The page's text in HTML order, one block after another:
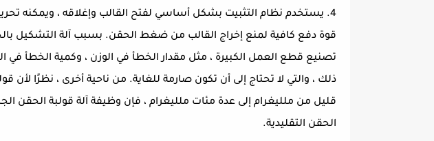
4. يستخدم نظام التثبيت بشكل أساسي لفتح القالب وإغلاقه ، ويمكنه
قوة دفع كافية لمنع إخراج القالب من ضغط الحقن. بسبب آلة التشكيل
تصنيع قطع العمل الكبيرة ، مثل مقدار الخطأ في الوزن ، وكمية الخطأ في
ذلك ، والتي لا تحتاج إلى أن تكون صارمة للغاية. من ناحية أخرى ، نظرًا لأن
قليل من ملليغرام إلى عدة مئات ملليغرام ، فإن وظيفة آلة قولبة الحقن
الحقن التقليدية.